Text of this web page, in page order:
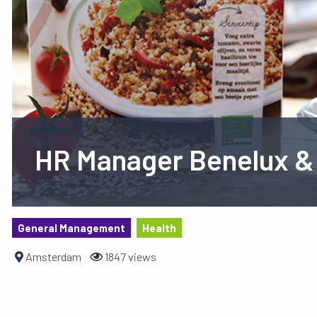
HR Manager Benelux &
General Management Health
Amsterdam 1847 views